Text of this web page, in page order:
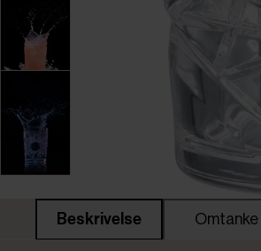
Beskrivelse Omtanke